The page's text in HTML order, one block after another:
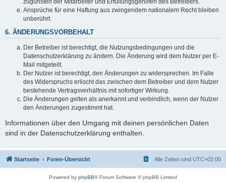
Ansprüche für eine Haftung aus zwingendem nationalem Recht bleiben
unberührt.
6. ÄNDERUNGSVORBEHALT
Der Betreiber ist berechtigt, die Nutzungsbedingungen und die
Datenschutzerklärung zu ändern. Die Änderung wird dem Nutzer per E-
Mail mitgeteilt.
Der Nutzer ist berechtigt, den Änderungen zu widersprechen. Im Falle
des Widerspruchs erlischt das zwischen dem Betreiber und dem Nutzer
bestehende Vertragsverhältnis mit sofortiger Wirkung.
Die Änderungen gelten als anerkannt und verbindlich, wenn der Nutzer
den Änderungen zugestimmt hat.
Informationen über den Umgang mit deinen persönlichen Daten
sind in der Datenschutzerklärung enthalten.
Startseite Foren-Übersicht Alle Zeiten sind UTC+02:00
Powered by phpBB® Forum Software © phpBB Limited